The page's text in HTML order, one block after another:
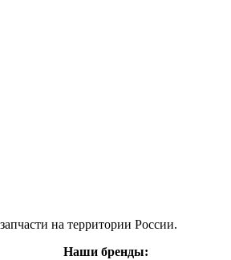
на территории России.
Наши бренды: